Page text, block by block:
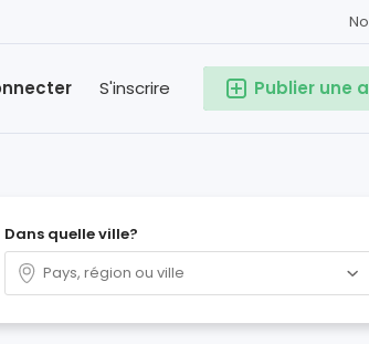
Publier une
S'inscrire
Dans quelle ville?